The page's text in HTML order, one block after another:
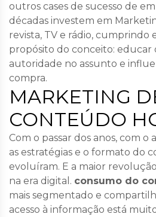
outros cases de sucesso de
décadas investem em
revista, TV e rádio, cumprindo
propósito do conceito: educar
autoridade no assunto e
compra.
MARKETING
CONTEÚDO
Com o passar dos anos, com
as estratégias e o formato do
evoluíram. E a maior
na era digital. consumo do
mais segmentado e
acesso à informação está